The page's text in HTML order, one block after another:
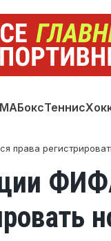
БоксТеннис
права